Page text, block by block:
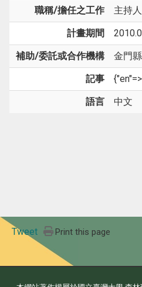
職稱/擔任之工作 主持人
計畫期間
補助/委託或合作機構 金門
記事
語言 中文
Tweet Print this page